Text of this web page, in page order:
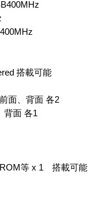
搭載可能
面、背面 各2
背面 各1
等 x 1 搭載可能